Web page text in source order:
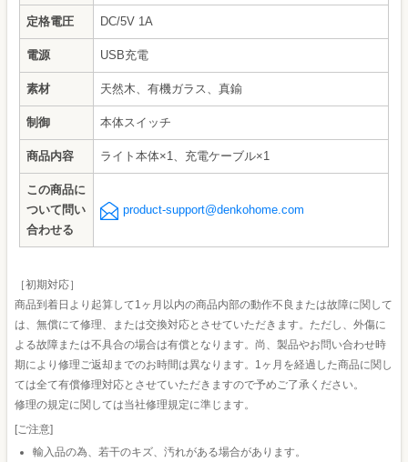
定格電圧 DC/5V 1A
電源 USB充電
素材 天然木、有機ガラス、真鍮
制御 本体スイッチ
商品内容 ライト本体×1、充電ケーブル×1
この商品に
ついて問い
合わせる
product-support@denkohome.com
［初期対応］
商品到着日より起算して1ヶ月以内の商品内部の動作不良または故障に関して
は、無償にて修理、または交換対応とさせていただきます。ただし、外傷に
よる故障または不具合の場合は有償となります。尚、製品やお問い合わせ時
期により修理ご返却までのお時間は異なります。1ヶ月を経過した商品に関し
ては全て有償修理対応とさせていただきますので予めご了承ください。
修理の規定に関しては当社修理規定に準じます。
[ご注意]
輸入品の為、若干のキズ、汚れがある場合があります。